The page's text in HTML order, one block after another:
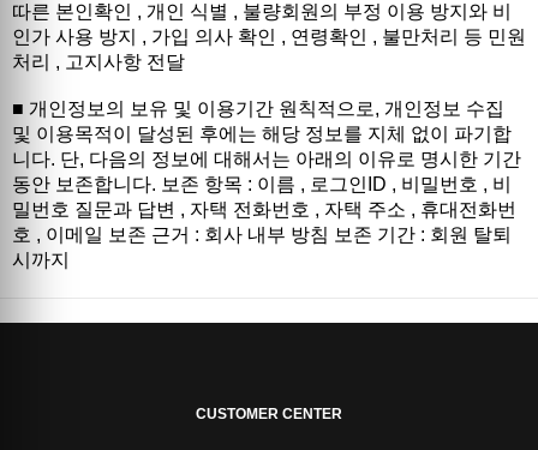
따른 본인확인 , 개인 식별 , 불량회원의 부정 이용 방지와 비
인가 사용 방지 , 가입 의사 확인 , 연령확인 , 불만처리 등 민원
처리 , 고지사항 전달
■ 개인정보의 보유 및 이용기간 원칙적으로, 개인정보 수집
및 이용목적이 달성된 후에는 해당 정보를 지체 없이 파기합
니다. 단, 다음의 정보에 대해서는 아래의 이유로 명시한 기간
동안 보존합니다. 보존 항목 : 이름 , 로그인ID , 비밀번호 , 비
밀번호 질문과 답변 , 자택 전화번호 , 자택 주소 , 휴대전화번
호 , 이메일 보존 근거 : 회사 내부 방침 보존 기간 : 회원 탈퇴
시까지
CUSTOMER CENTER